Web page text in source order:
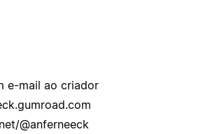
e-mail ao criador
@anferneeck